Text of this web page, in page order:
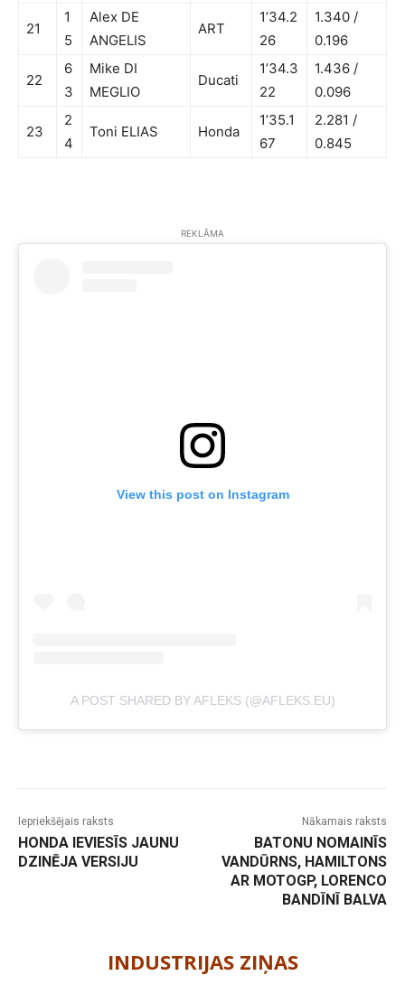
21
1
5
Alex DE
ANGELIS
ART
1’34.2
26
1.340 /
0.196
22
6
3
Mike DI
MEGLIO
Ducati
1’34.3
22
1.436 /
0.096
23
2
4
Toni ELIAS Honda
1’35.1
67
2.281 /
0.845
REKLĀMA
View this post on Instagram
A POST SHARED BY AFLEKS (@AFLEKS.EU)
Iepriekšējais raksts
HONDA IEVIESĪS JAUNU
DZINĒJA VERSIJU
Nākamais raksts
BATONU NOMAINĪS
VANDŪRNS, HAMILTONS
AR MOTOGP, LORENCO
BANDĪNĪ BALVA
INDUSTRIJAS ZIŅAS